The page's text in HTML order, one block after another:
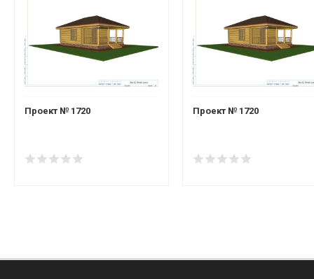
Проект № 1720 Проект № 1720